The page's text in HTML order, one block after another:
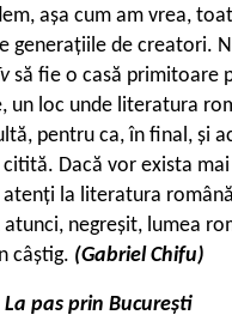
așa cum am vrea,
generațiile de creatori.
să fie o casă primitoare
un loc unde literatura
pentru ca, în final, și
citită. Dacă vor exista
la literatura
negreșit, lumea
câștig. (Gabriel Chifu)
La pas prin București